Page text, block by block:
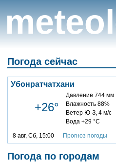
Погода сейчас
Убонратчатхани
+26°
Давление 744 мм
Влажность 88%
Ветер Ю-З, 4 м/с
Вода +29 °C
8 авг, Сб, 15:00 Прогноз погоды
Погода по городам